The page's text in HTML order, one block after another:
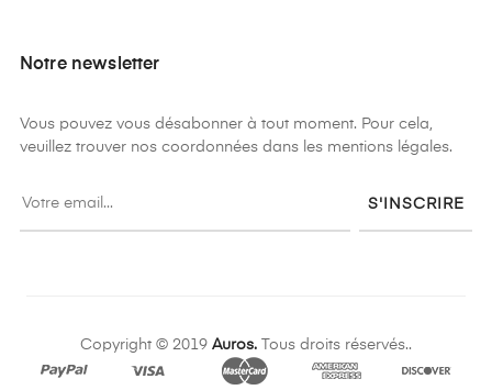
Notre newsletter
Vous pouvez vous désabonner à tout moment. Pour cela,
veuillez trouver nos coordonnées dans les mentions légales.
S'INSCRIRE
Copyright © 2019 Auros. Tous droits réservés..